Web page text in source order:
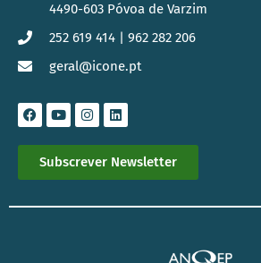
4490-603 Póvoa de Varzim
252 619 414 | 962 282 206
geral@icone.pt
Subscrever Newsletter